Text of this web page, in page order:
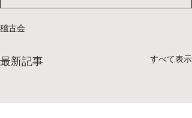
稽古会
最新記事 すべて表示